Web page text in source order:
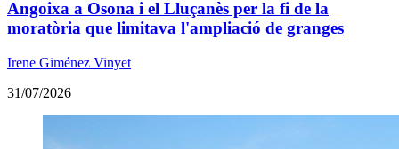
Angoixa a Osona i el Lluçanès per la fi de la
moratòria que limitava l'ampliació de granges
Irene Giménez Vinyet
31/07/2026